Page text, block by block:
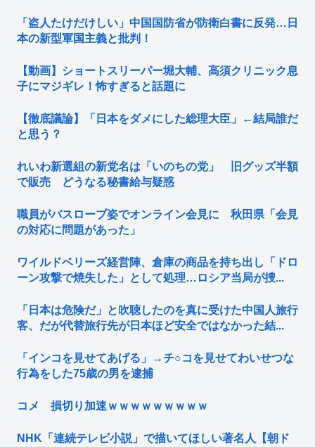
「盗人たけだけしい」中国国防省が防衛白書に反発…日
本の新型軍国主義と批判！
【動画】ショートスリーパー堀大輔、高須クリニック息
子にマジギレ！怖すぎると話題に
【徹底議論】「日本をダメにした総理大臣」←結局誰だ
と思う？
れいわ新選組の新党名は「いのちの党」 旧グッズ半額
で販売 どうなる秘書給与疑惑
職員がバスローブ姿でオンライン会見に 秋田県「会見
の対応に問題があった」
ワイルドベリーズ経営陣、倉庫の商品を持ち出し「ドロ
ーン攻撃で焼失した」として処理…ロシア当局が捜...
「日本は危険だ」と吹聴したのを真に受けた中国人旅行
客、だが代替旅行先が日本ほど安全ではなかった結...
「インコを見せてあげる」→チ○コを見せてわいせつな
行為をした75歳の男を逮捕
コメ 損切り加速ｗｗｗｗｗｗｗｗｗ
NHK「連続テレビ小説」で描いてほしい著名人【朝ド